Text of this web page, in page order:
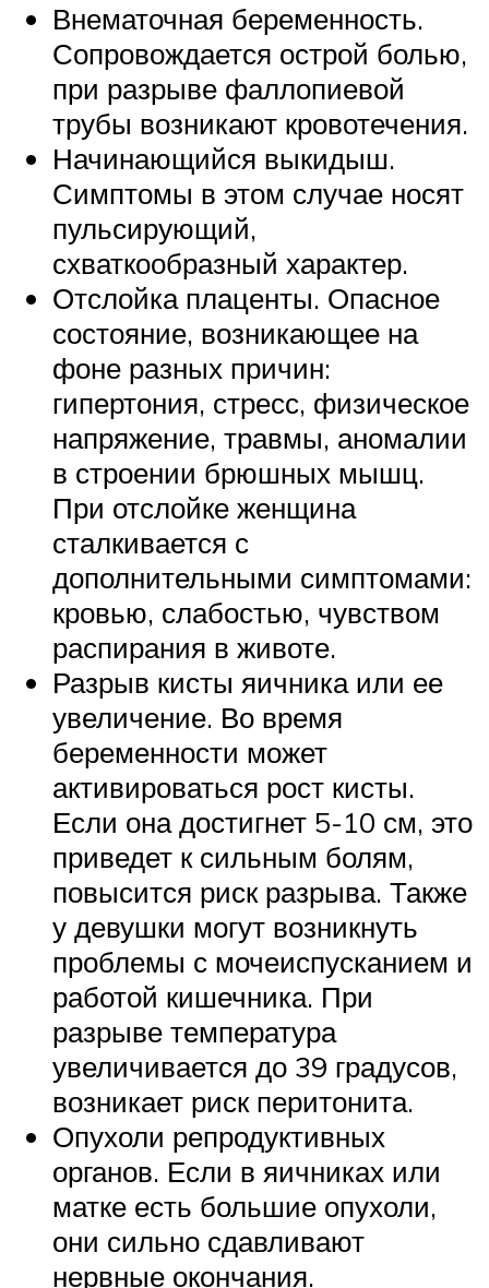
Внематочная беременность.
Сопровождается острой болью,
при разрыве фаллопиевой
трубы возникают кровотечения.
Начинающийся выкидыш.
Симптомы в этом случае носят
пульсирующий,
схваткообразный характер.
Отслойка плаценты. Опасное
состояние, возникающее на
фоне разных причин:
гипертония, стресс, физическое
напряжение, травмы, аномалии
в строении брюшных мышц.
При отслойке женщина
сталкивается с
дополнительными симптомами:
кровью, слабостью, чувством
распирания в животе.
Разрыв кисты яичника или ее
увеличение. Во время
беременности может
активироваться рост кисты.
Если она достигнет 5-10 см, это
приведет к сильным болям,
повысится риск разрыва. Также
у девушки могут возникнуть
проблемы с мочеиспусканием и
работой кишечника. При
разрыве температура
увеличивается до 39 градусов,
возникает риск перитонита.
Опухоли репродуктивных
органов. Если в яичниках или
матке есть большие опухоли,
они сильно сдавливают
нервные окончания.